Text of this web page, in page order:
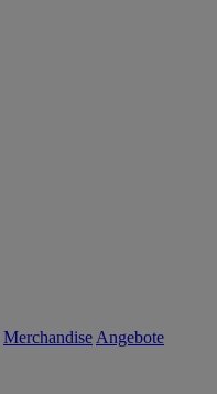
Merchandise Angebote